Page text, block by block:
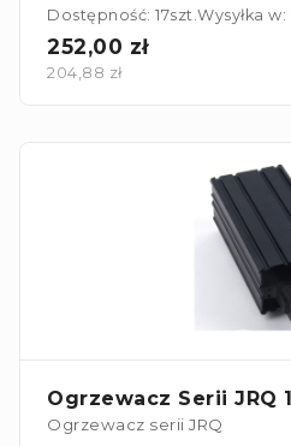
Dostępność: 17szt.Wysyłka
252,00 zł
204,88 zł
Ogrzewacz Serii JRQ
Ogrzewacz serii JRQ